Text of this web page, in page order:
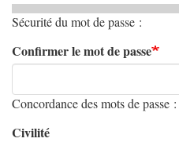
Sécurité du mot de passe :
Confirmer le mot de passe
Concordance des mots de passe :
Civilité